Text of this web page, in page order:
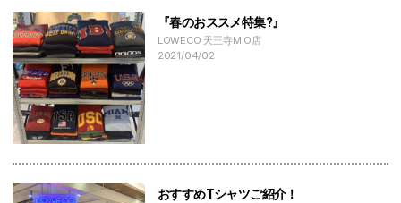
『春のおススメ特集?』
LOWECO 天王寺MIO店
2021/04/02
おすすめTシャツご紹介！